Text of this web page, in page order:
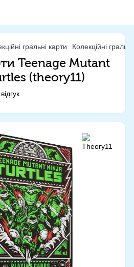
гральні карти Колекційні
Teenage Mutant
(theory11)